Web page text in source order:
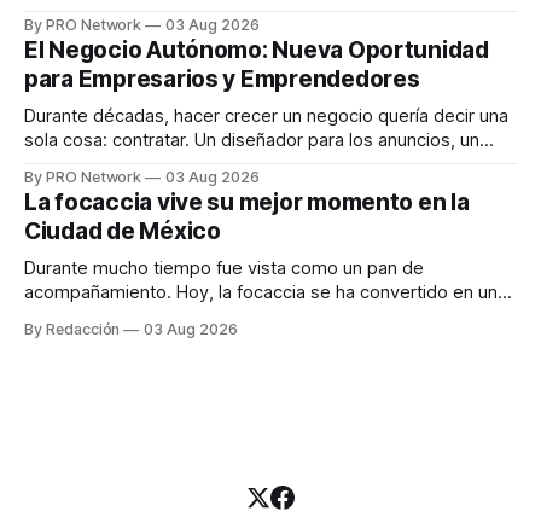
INTERIUS, el problema suele estar en otro lugar. Durante
una entrevista para el podcast SER PRO, el especialista en
marketing digital explicó que
By PRO Network 03 Aug 2026
El Negocio Autónomo: Nueva Oportunidad
para Empresarios y Emprendedores
Durante décadas, hacer crecer un negocio quería decir una
sola cosa: contratar. Un diseñador para los anuncios, un
para los textos, alguien que supiera de publicidad digital
para encontrar prospectos, un vendedor para atender
llamadas y mensajes, y —con suerte— una persona
By PRO Network 03 Aug 2026
La focaccia vive su mejor momento en la
Ciudad de México
Durante mucho tiempo fue vista como un pan de
acompañamiento. Hoy, la focaccia se ha convertido en uno
artesanal, ingredientes de calidad y experiencias que
By Redacción 03 Aug 2026